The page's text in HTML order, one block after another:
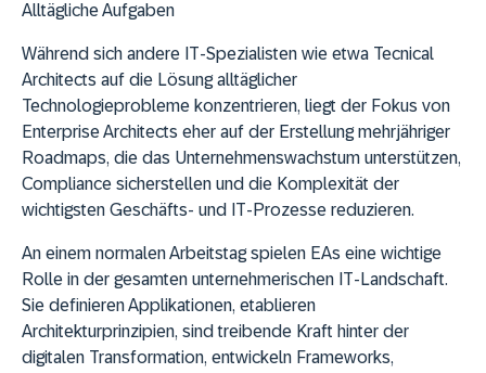
Alltägliche Aufgaben
Während sich andere IT-Spezialisten wie etwa Tecnical
Architects auf die Lösung alltäglicher
Technologieprobleme konzentrieren, liegt der Fokus von
Enterprise Architects eher auf der Erstellung mehrjähriger
Roadmaps, die das Unternehmenswachstum unterstützen,
Compliance sicherstellen und die Komplexität der
wichtigsten Geschäfts- und IT-Prozesse reduzieren.
An einem normalen Arbeitstag spielen EAs eine wichtige
Rolle in der gesamten unternehmerischen IT-Landschaft.
Sie definieren Applikationen, etablieren
Architekturprinzipien, sind treibende Kraft hinter der
digitalen Transformation, entwickeln Frameworks,